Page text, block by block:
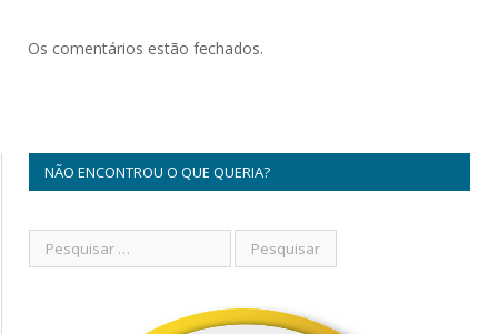
Os comentários estão fechados.
NÃO ENCONTROU O QUE QUERIA?